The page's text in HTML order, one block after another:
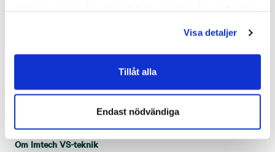
Visa detaljer
Tillåt alla
Endast nödvändiga
skapat en komplett teknisk installationspartner som erbjuder en
Bolaget omsätter cirka 7,8 miljarder kronor och är verksamt på
omkring 100 orter i Sverige, Norge och Finland med drygt 5,000
www.imtech.se
Om Imtech VS-teknik